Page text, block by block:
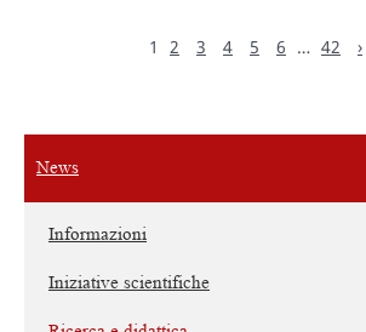
News
Informazioni
Iniziative scientifiche
1 2 3 4 5 6 … 42 ›